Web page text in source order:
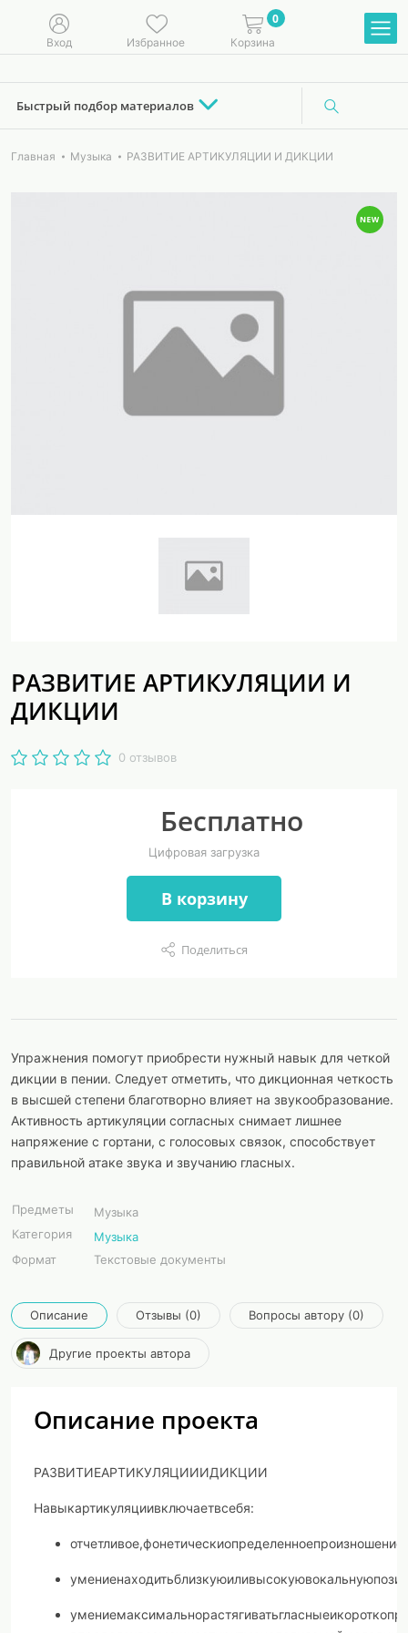
Вход Избранное
0
Корзина
Быстрый подбор материалов
Главная Музыка РАЗВИТИЕ АРТИКУЛЯЦИИ И ДИКЦИИ
РАЗВИТИЕ АРТИКУЛЯЦИИ И
ДИКЦИИ
0 отзывов
Бесплатно
Цифровая загрузка
В корзину
Поделиться
Упражнения помогут приобрести нужный навык для четкой
дикции в пении. Следует отметить, что дикционная четкость
в высшей степени благотворно влияет на звукообразование.
Активность артикуляции согласных снимает лишнее
напряжение с гортани, с голосовых связок, способствует
правильной атаке звука и звучанию гласных.
Предметы
Музыка
Категория
Музыка
Формат
Текстовые документы
Описание Отзывы (0) Вопросы автору (0)
Другие проекты автора
Описание проекта
РАЗВИТИЕАРТИКУЛЯЦИИИДИКЦИИ
Навыкартикуляциивключаетвсебя: